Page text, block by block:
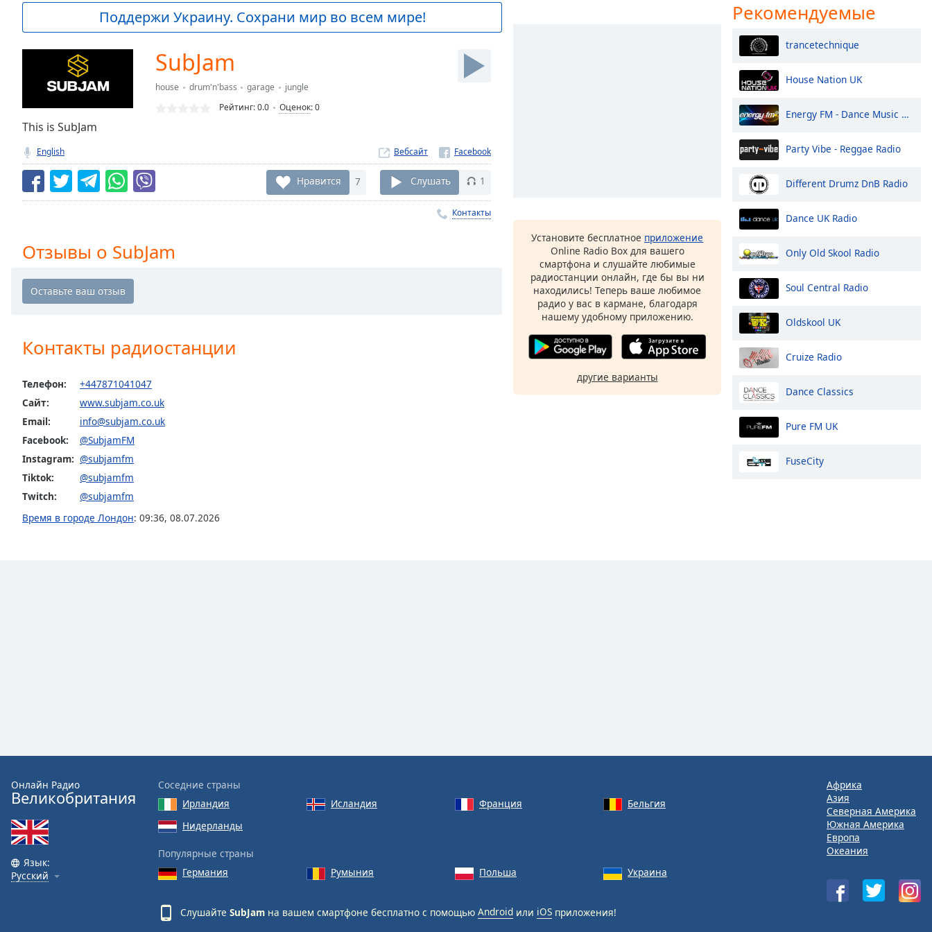
Current
Duration-:-
Stream
TypeLIVE
live,
currently
behind
LIVE
Remaining
Playback
Rate
Chapters
descriptions
off,
selected
subtitles
settings
subtitles
window.
dialog
window.
Escape
will
Поддержи Украину. Сохрани мир во всем мире!
SubJam
house drum'n'bass garage
jungle
Рейтинг:0.0 Оценок:0
This is SubJam
English Вебсайт
Нравится 7 Слушать 1
Контакты
Отзывы о SubJam
Контакты радиостанции
Телефон:
+447871041047
Сайт:
www.subjam.co.uk
Email:
info@subjam.co.uk
Facebook:
@SubjamFM
Instagram: @subjamfm
Tiktok:
@subjamfm
Twitch:
@subjamfm
Время в городе Лондон: 09:36, 08.07.2026
Установите бесплатное приложение
Online Radio Box для вашего
смартфона и слушайте любимые
радиостанции онлайн, где бы вы ни
находились! Теперь ваше любимое
радио у вас в кармане, благодаря
нашему удобному приложению.
другие варианты
Рекомендуемые
trancetechnique
House Nation UK
Energy FM - Dance Music Radio
Party Vibe - Reggae Radio
Different Drumz DnB Radio
Dance UK Radio
Only Old Skool Radio
Soul Central Radio
Oldskool UK
Cruize Radio
Dance Classics
Pure FM UK
FuseCity
Онлайн Радио
Великобритания
Язык:
Русский
Соседние страны
Ирландия
Исландия Франция
Бельгия
Нидерланды
Популярные страны
Германия
Румыния Польша Украина
Слушайте SubJam на вашем смартфоне бесплатно с помощью Android или iOS приложения!
Африка
Азия
Северная Америка
Южная Америка
Европа
Океания